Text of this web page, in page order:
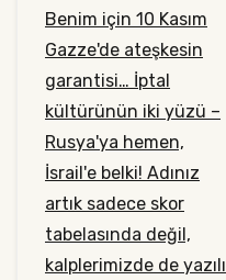
Benim için 10 Kasım
Gazze'de ateşkesin
garantisi… İptal
kültürünün iki yüzü –
Rusya'ya hemen,
İsrail'e belki! Adınız
artık sadece skor
tabelasında değil,
kalplerimizde de yazılı